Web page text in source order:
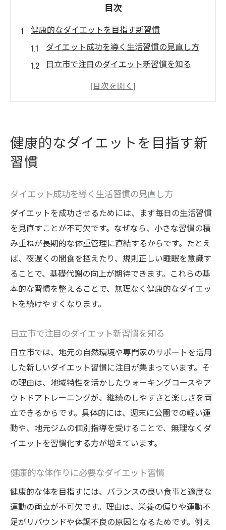
目次
健康的なダイエットを目指す新習慣
ダイエット成功を導く生活習慣の見直し方
日立市で注目のダイエット新習慣を知る
健康的な体作りに必要なダイエット習慣
口コミで人気のダイエット法を生活に取り
ダイエットで理想体型を叶えるポイント
人気のダイエット成功事例とコツを解説
リバウンドしない体型づくりの秘訣
日立市で話題のダイエット体験談紹介
ダイエット効果を最大化する食事管理法
ボディメイクに役立つダイエット知識
続けやすいダイエットのコツは何か
無理なく続くダイエット習慣の作り方
口コミで話題のダイエット継続法を検証
日常生活で実践しやすいダイエットの工夫
周囲のサポートを活かしたダイエット術
続けるほど実感するダイエットの魅力
美容と健康を両立するダイエット法
ダイエットで叶える美容と健康の両立
健康美を引き出すダイエット生活の秘訣
肌ケアと並行して進めるダイエット方法
人気の美容ケアとダイエットの相乗効果
口コミで評判のダイエット美容法を紹介
健康的なダイエットを目指す新
習慣
ダイエット成功を導く生活習慣の見直し方
ダイエットを成功させるためには、まず毎日の生活習慣
を見直すことが不可欠です。なぜなら、小さな習慣の積
み重ねが長期的な体重管理に直結するからです。たとえ
ば、夜遅くの間食を控えたり、規則正しい睡眠を意識す
ることで、基礎代謝の向上が期待できます。これらの基
本的な習慣を整えることで、無理なく健康的なダイエッ
トを続けやすくなります。
日立市で注目のダイエット新習慣を知る
日立市では、地元の自然環境や専門家のサポートを活用
した新しいダイエット習慣に注目が集まっています。そ
の理由は、地域特性を活かしたウォーキングコースやア
ウトドアトレーニングが、継続のしやすさと楽しさを両
立できるからです。具体的には、週末に公園での軽い運
動や、地元ジムの個別指導を受けることで、無理なくダ
イエットを習慣化する方が増えています。
健康的な体作りに必要なダイエット習慣
健康的な体を目指すには、バランスの良い食事と適度な
運動の両立が不可欠です。理由は、栄養の偏りや運動不
足がリバウンドや体調不良の原因となるためです。例え